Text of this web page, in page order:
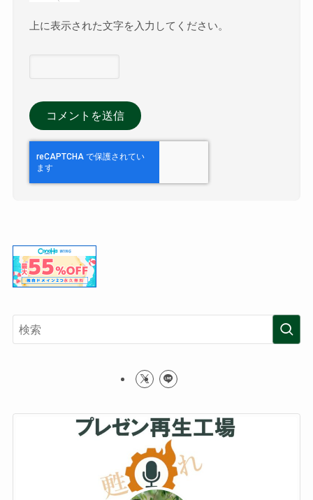
上に表示された文字を入力してください。